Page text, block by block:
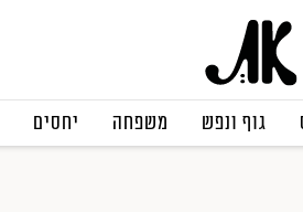
גוף ונפש משפחה יחסים